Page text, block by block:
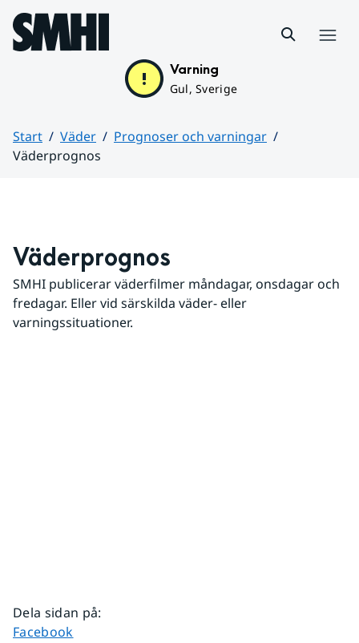
Hoppa till sidans innehåll
Varning
Gul, Sverige
Start Väder
Prognoser och varningar
Väderprognos
Väderprognos
SMHI publicerar väderfilmer måndagar, onsdagar och
fredagar. Eller vid särskilda väder- eller
varningssituationer.
Dela sidan på:
Dela sidan på
Facebook